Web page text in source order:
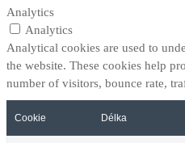
Analytics
Analytics
Analytical cookies are used to
the website. These cookies help
number of visitors, bounce rate,
Cookie Délka